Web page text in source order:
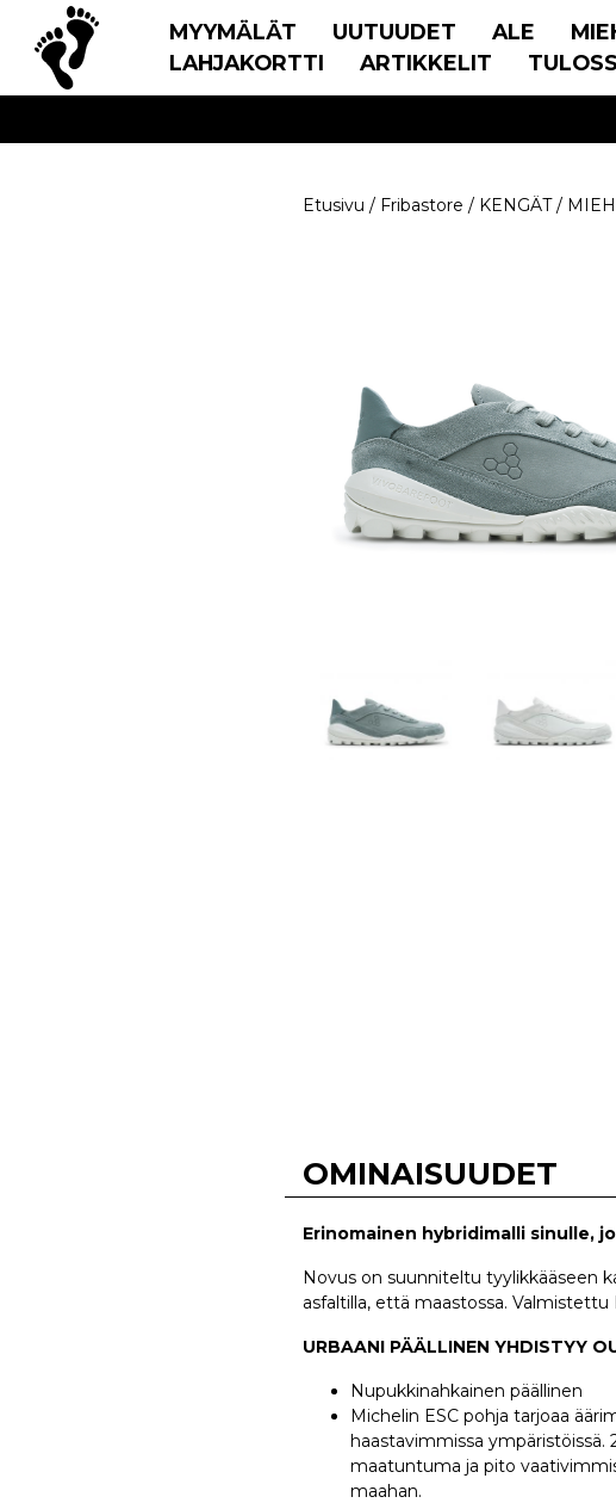
MYYMÄLÄT UUTUUDET ALE
LAHJAKORTTI
ARTIKKELIT
Etusivu / Fribastore / KENGÄT/
OMINAISUUDET
Erinomainen hybridimalli sinulle,
Novus on suunniteltu tyylikkääseen
asfaltilla, että maastossa.
URBAANI PÄÄLLINEN YHDISTYY
Nupukkinahkainen päällinen
Michelin ESC pohja tarjoaa
haastavimmissa
maatuntuma ja pito
maahan.